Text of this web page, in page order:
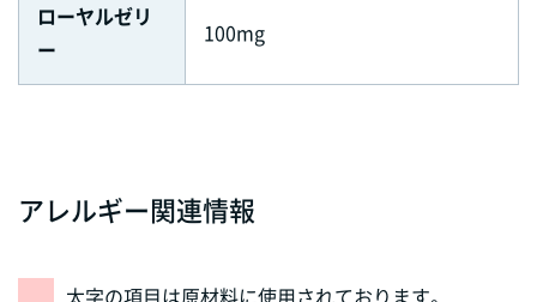
ローヤルゼリ
ー
100mg
アレルギー関連情報
太字の項目は原材料に使用されております。